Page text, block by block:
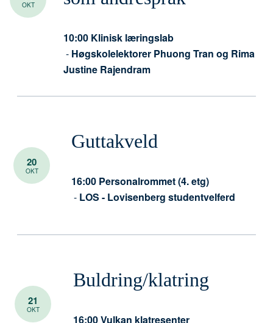
OKT
10:00 Klinisk læringslab
- Høgskolelektorer Phuong Tran og Rima
Justine Rajendram
20
OKT
Guttakveld
16:00 Personalrommet (4. etg)
- LOS - Lovisenberg studentvelferd
21
OKT
Buldring/klatring
16:00Vulkan klatresenter